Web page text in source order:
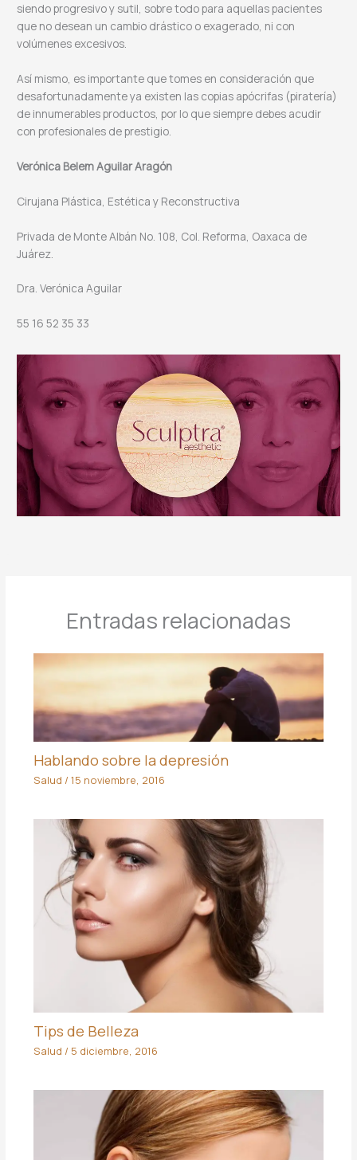
siendo progresivo y sutil, sobre todo para aquellas pacientes
que no desean un cambio drástico o exagerado, ni con
volúmenes excesivos.
Así mismo, es importante que tomes en consideración que
desafortunadamente ya existen las copias apócrifas (piratería)
de innumerables productos, por lo que siempre debes acudir
con profesionales de prestigio.
Verónica Belem Aguilar Aragón
Cirujana Plástica, Estética y Reconstructiva
Privada de Monte Albán No. 108, Col. Reforma, Oaxaca de
Juárez.
Dra. Verónica Aguilar
55 16 52 35 33
Entradas relacionadas
Hablando sobre la depresión
Salud / 15 noviembre, 2016
Tips de Belleza
Salud / 5 diciembre, 2016